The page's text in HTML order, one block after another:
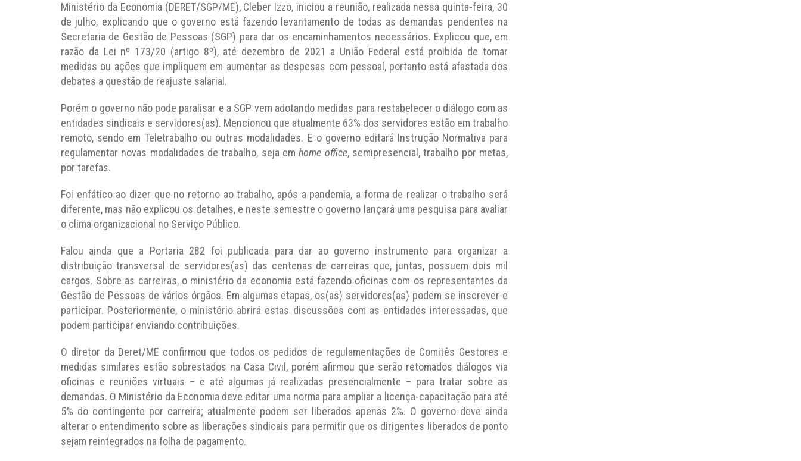
Ministério da Economia (DERET/SGP/ME), Cleber Izzo, iniciou a reunião, realizada nessa quinta-feira, 30
de julho, explicando que o governo está fazendo levantamento de todas as demandas pendentes na
Secretaria de Gestão de Pessoas (SGP) para dar os encaminhamentos necessários. Explicou que, em
razão da Lei nº 173/20 (artigo 8º), até dezembro de 2021 a União Federal está proibida de tomar
medidas ou ações que impliquem em aumentar as despesas com pessoal, portanto está afastada dos
debates a questão de reajuste salarial.
Porém o governo não pode paralisar e a SGP vem adotando medidas para restabelecer o diálogo com as
entidades sindicais e servidores(as). Mencionou que atualmente 63% dos servidores estão em trabalho
remoto, sendo em Teletrabalho ou outras modalidades. E o governo editará Instrução Normativa para
regulamentar novas modalidades de trabalho, seja emhome office, semipresencial, trabalho por metas,
por tarefas.
Foi enfático ao dizer que no retorno ao trabalho, após a pandemia, a forma de realizar o trabalho será
diferente, mas não explicou os detalhes, e neste semestre o governo lançará uma pesquisa para avaliar
o clima organizacional no Serviço Público.
Falou ainda que a Portaria 282 foi publicada para dar ao governo instrumento para organizar a
distribuição transversal de servidores(as) das centenas de carreiras que, juntas, possuem dois mil
cargos. Sobre as carreiras, o ministério da economia está fazendo oficinas com os representantes da
Gestão de Pessoas de vários órgãos. Em algumas etapas, os(as) servidores(as) podem se inscrever e
participar. Posteriormente, o ministério abrirá estas discussões com as entidades interessadas, que
podem participar enviando contribuições.
O diretor da Deret/ME confirmou que todos os pedidos de regulamentações de Comitês Gestores e
medidas similares estão sobrestados na Casa Civil, porém afirmou que serão retomados diálogos via
oficinas e reuniões virtuais – e até algumas já realizadas presencialmente – para tratar sobre as
demandas. O Ministério da Economia deve editar uma norma para ampliar a licença-capacitação para até
5% do contingente por carreira; atualmente podem ser liberados apenas 2%. O governo deve ainda
alterar o entendimento sobre as liberações sindicais para permitir que os dirigentes liberados de ponto
sejam reintegrados na folha de pagamento.